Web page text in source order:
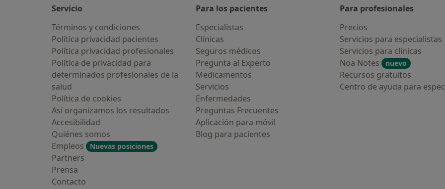
Servicio
Términos y condiciones
Política privacidad pacientes
Política privacidad profesionales
Política de privacidad para
determinados profesionales de la
salud
Política de cookies
Así organizamos los resultados
Accesibilidad
Quiénes somos
Empleos
Nuevas posiciones
Partners
Prensa
Contacto
Para los pacientes
Especialistas
Clínicas
Seguros médicos
Pregunta al Experto
Medicamentos
Servicios
Enfermedades
Preguntas Frecuentes
Aplicación para móvil
Blog para pacientes
Para profesionales
Precios
Servicios para especialistas
Servicios para clínicas
Noa Notes
nuevo
Recursos gratuitos
Centro de ayuda para